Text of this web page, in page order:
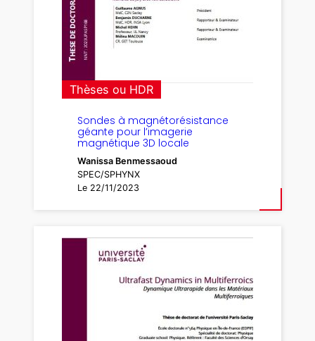
Thèses ou HDR
Sondes à magnétorésistance
géante pour l’imagerie
magnétique 3D locale
Wanissa Benmessaoud
SPEC/SPHYNX
Le 22/11/2023